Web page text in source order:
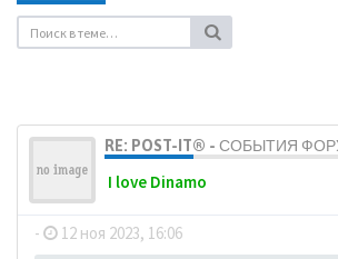
RE: POST-IT® - СОБЫТИЯ
I love Dinamo
- 12 ноя 2023, 16:06